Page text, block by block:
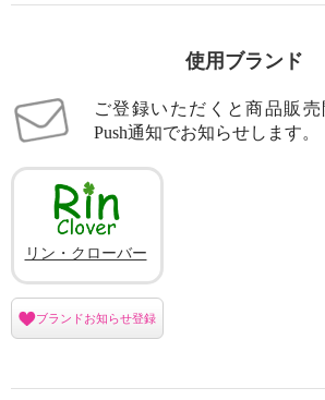
使用ブランド
ご登録いただくと商品販売
Push通知でお知らせします。
リン・クローバー
ブランドお知らせ登録